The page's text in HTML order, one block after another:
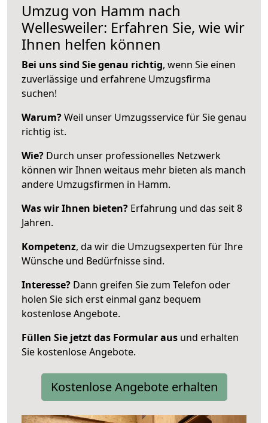
Umzug von Hamm nach
Wellesweiler: Erfahren Sie, wie wir
Ihnen helfen können
Bei uns sind Sie genau richtig, wenn Sie einen
zuverlässige und erfahrene Umzugsfirma
suchen!
Warum?Weil unser Umzugsservice für Sie genau
richtig ist.
Wie? Durch unser professionelles Netzwerk
können wir Ihnen weitaus mehr bieten als manch
andere Umzugsfirmen in Hamm.
Was wir Ihnen bieten? Erfahrung und das seit 8
Jahren.
Kompetenz, da wir die Umzugsexperten für Ihre
Wünsche und Bedürfnisse sind.
Interesse? Dann greifen Sie zum Telefon oder
holen Sie sich erst einmal ganz bequem
kostenlose Angebote.
Füllen Sie jetzt das Formular aus und erhalten
Sie kostenlose Angebote.
Kostenlose Angebote erhalten